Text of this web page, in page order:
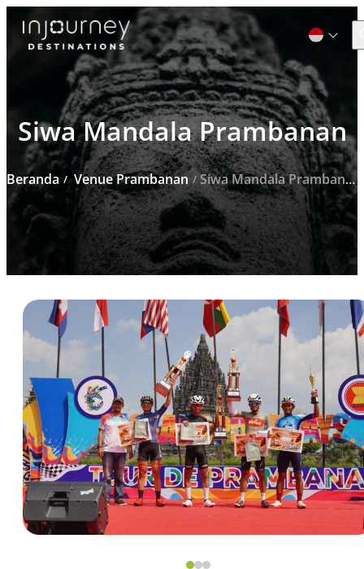
Cari
untuk:
Siwa Mandala Prambanan
Beranda Venue Prambanan Siwa Mandala Prambanan